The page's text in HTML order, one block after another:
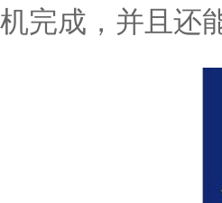
机完成，并且还